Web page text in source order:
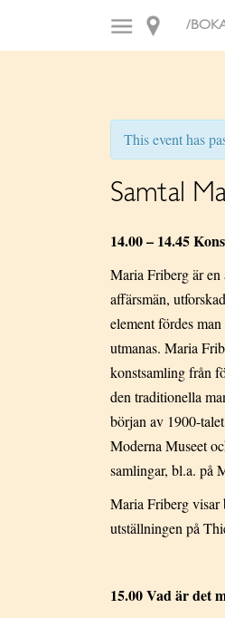
/
This event has
Samtal
14.00 – 14.45
Maria Friberg är
affärsmän,
element fördes
utmanas. Maria
konstsamling från
den traditionella
början av 1900-
Moderna Museet
samlingar, bl.a. på
Maria Friberg visar
utställningen på
15.00 Vad är det